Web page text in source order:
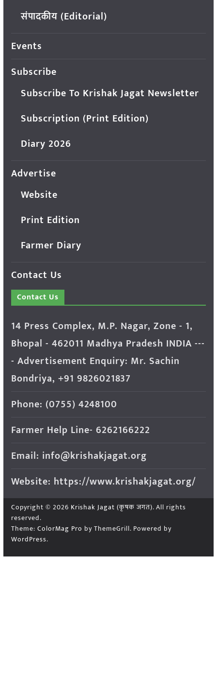
संपादकीय (Editorial)
Events
Subscribe
Subscribe To Krishak Jagat Newsletter
Subscription (Print Edition)
Diary 2026
Advertise
Website
Print Edition
Farmer Diary
Contact Us
Contact Us
14 Press Complex, M.P. Nagar, Zone - 1,
Bhopal - 462011 Madhya Pradesh INDIA ---
- Advertisement Enquiry: Mr. Sachin
Bondriya, +91 9826021837
Phone: (0755) 4248100
Farmer Help Line- 6262166222
Email: info@krishakjagat.org
Website: https://www.krishakjagat.org/
Copyright © 2026 Krishak Jagat (कृषक जगत). All rights
reserved.
Theme: ColorMag Pro by ThemeGrill. Powered by
WordPress.